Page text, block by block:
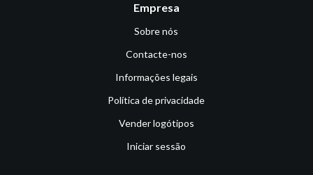
Empresa
Sobre nós
Contacte-nos
Informações legais
Política de privacidade
Vender logótipos
Iniciar sessão